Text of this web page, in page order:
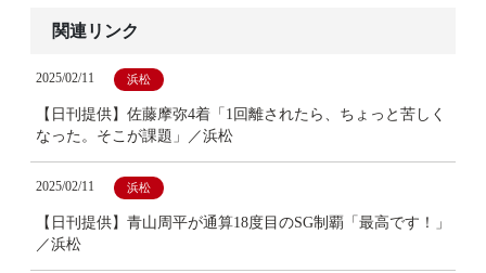
関連リンク
2025/02/11 浜松
【日刊提供】佐藤摩弥4着「1回離されたら、ちょっと苦しく
なった。そこが課題」／浜松
2025/02/11 浜松
【日刊提供】青山周平が通算18度目のSG制覇「最高です！」
／浜松